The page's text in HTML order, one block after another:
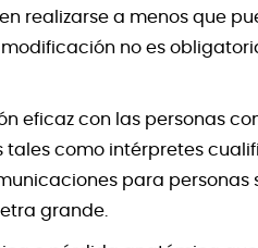
realizarse a menos que
no es
eficaz con las personas
tales como intérpretes
para personas
grande.